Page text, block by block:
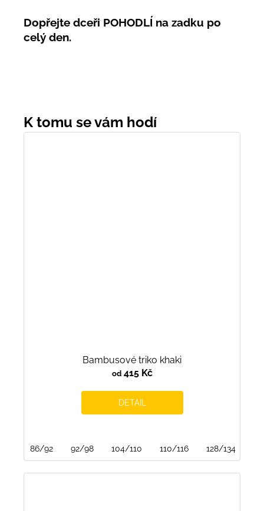
Dopřejte dceři POHODLÍ na zadku po
celý den.
Bambusové triko khaki
od415 Kč
DETAIL
86/92 92/98 104/110 110/116 128/134